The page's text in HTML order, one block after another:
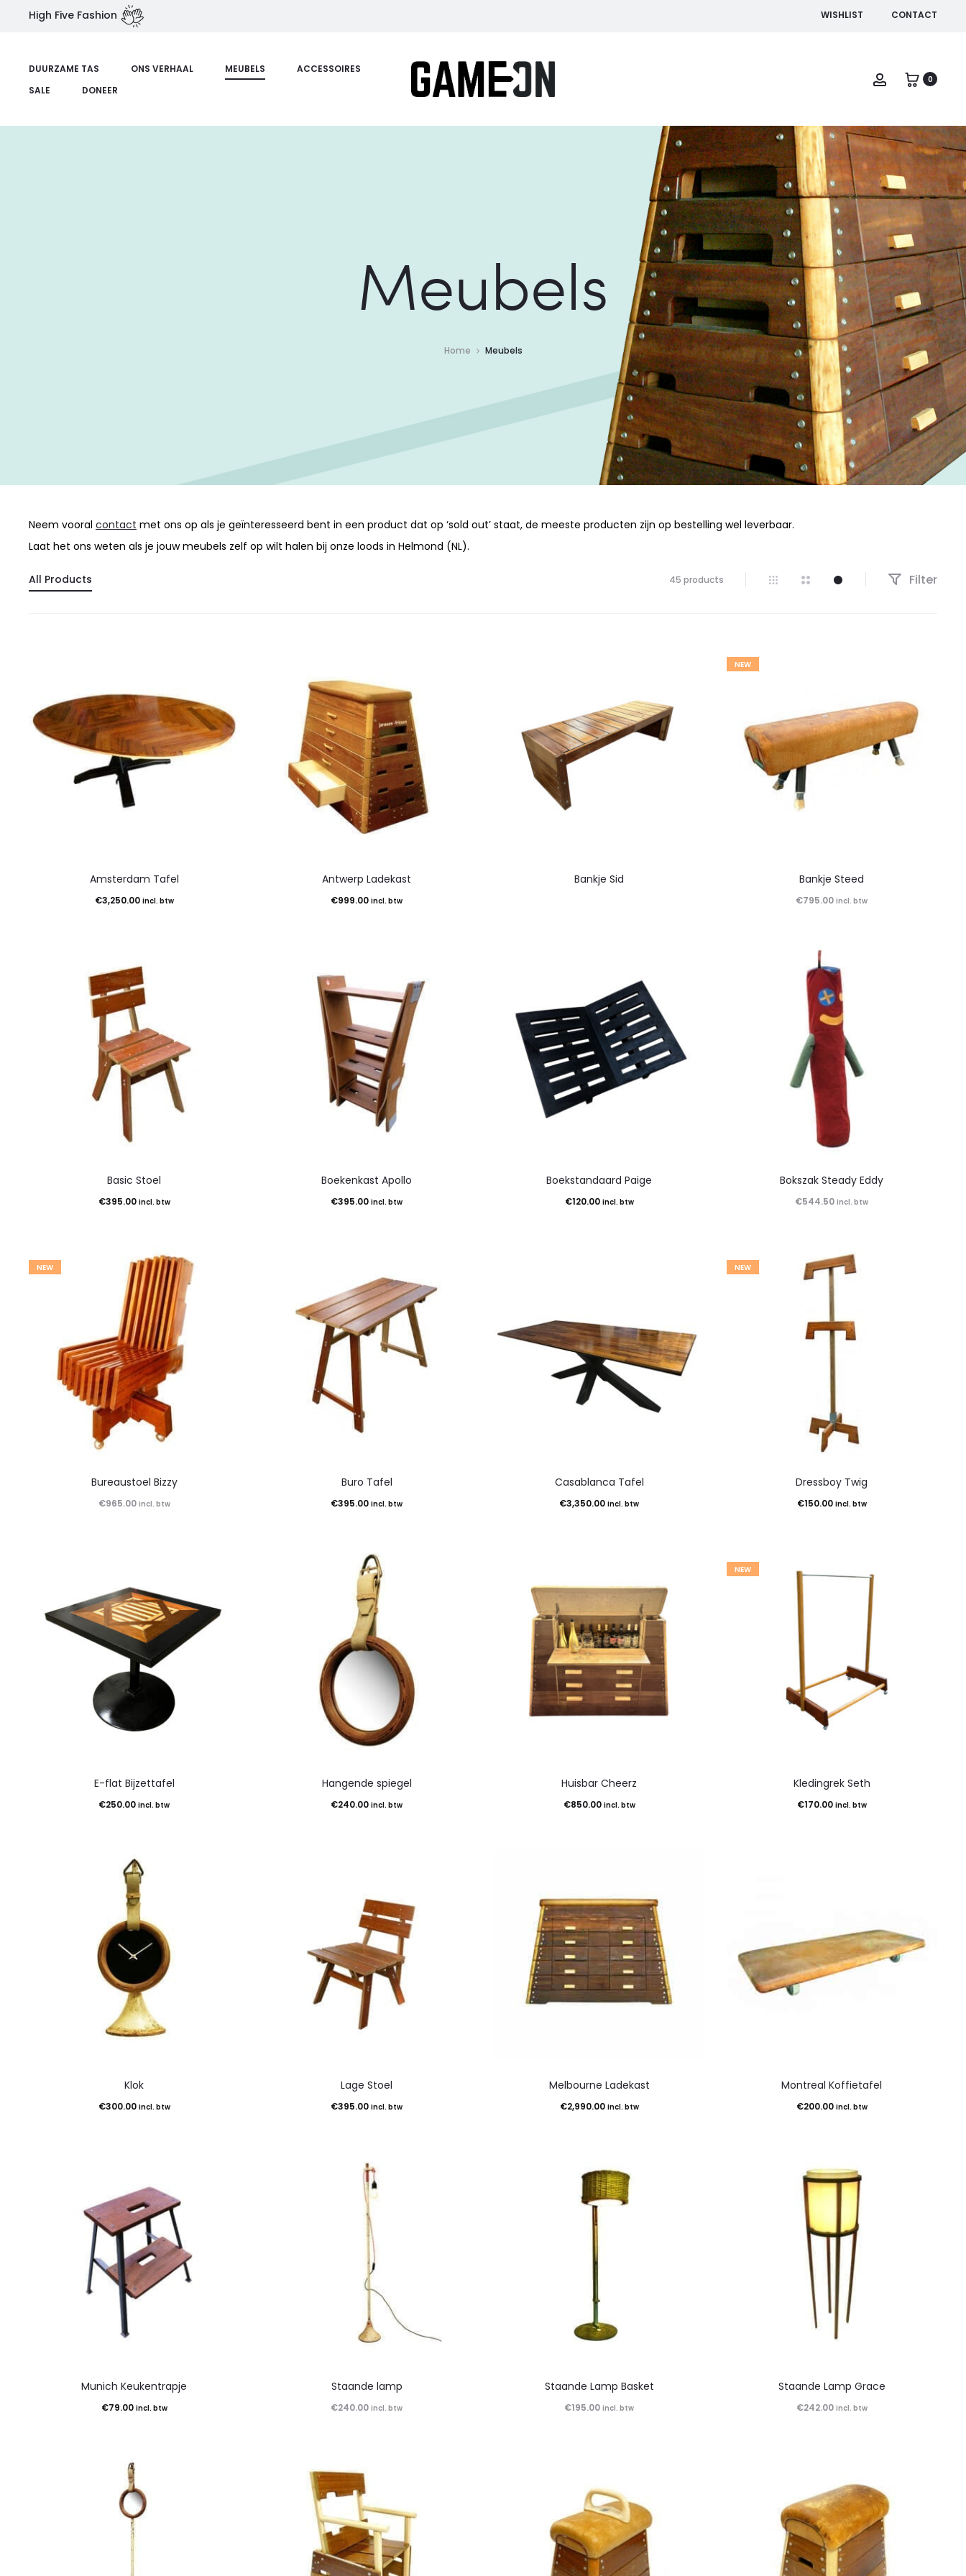
High Five Fashion WISHLIST CONTACT
DUURZAME TAS ONS VERHAAL MEUBELS
ACCESSOIRES
SALE
DONEER
Account0
Meubels
Home Meubels
Neem vooral contact met ons op als je geïnteresseerd bent in een product dat op ‘sold out’ staat, de meeste producten zijn op bestelling wel leverbaar.
Laat het ons weten als je jouw meubels zelf op wilt halen bij onze loods in Helmond (NL).
All Products 45 productsResultaat
resultaten
Filter
Amsterdam Tafel
€3,250.00 incl. btw
Antwerp Ladekast
€999.00 incl. btw
Bankje Sid
NEW
Bankje Steed
€795.00 incl. btw
Basic Stoel
€395.00 incl. btw
Boekenkast Apollo
€395.00 incl. btw
Boekstandaard Paige
€120.00 incl. btw
Bokszak Steady Eddy
€544.50 incl. btw
NEW
Bureaustoel Bizzy
€965.00 incl. btw
Buro Tafel
€395.00 incl. btw
Casablanca Tafel
€3,350.00 incl. btw
NEW
Dressboy Twig
€150.00 incl. btw
E-flat Bijzettafel
€250.00 incl. btw
Hangende spiegel
€240.00 incl. btw
Huisbar Cheerz
€850.00 incl. btw
NEW
Kledingrek Seth
€170.00 incl. btw
Klok
€300.00 incl. btw
Lage Stoel
€395.00 incl. btw
Melbourne Ladekast
€2,990.00 incl. btw
Montreal Koffietafel
€200.00 incl. btw
Munich Keukentrapje
€79.00 incl. btw
Staande lamp
€240.00 incl. btw
Staande Lamp Basket
€195.00 incl. btw
Staande Lamp Grace
€242.00 incl. btw